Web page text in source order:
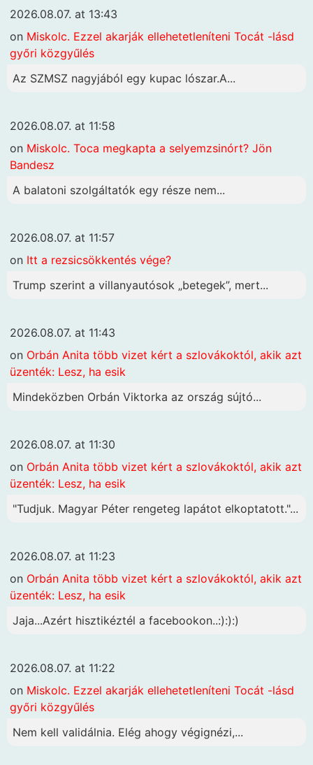
2026.08.07. at 13:43
on Miskolc. Ezzel akarják ellehetetleníteni Tocát -lásd
győri közgyűlés
Az SZMSZ nagyjából egy kupac lószar.A...
2026.08.07. at 11:58
on Miskolc. Toca megkapta a selyemzsinórt? Jön
Bandesz
A balatoni szolgáltatók egy része nem...
2026.08.07. at 11:57
on Itt a rezsicsökkentés vége?
Trump szerint a villanyautósok „betegek”, mert...
2026.08.07. at 11:43
on Orbán Anita több vizet kért a szlovákoktól, akik azt
üzenték: Lesz, ha esik
Mindeközben Orbán Viktorka az ország sújtó...
2026.08.07. at 11:30
on Orbán Anita több vizet kért a szlovákoktól, akik azt
üzenték: Lesz, ha esik
"Tudjuk. Magyar Péter rengeteg lapátot elkoptatott."...
2026.08.07. at 11:23
on Orbán Anita több vizet kért a szlovákoktól, akik azt
üzenték: Lesz, ha esik
Jaja...Azért hisztikéztél a facebookon..:):):)
2026.08.07. at 11:22
on Miskolc. Ezzel akarják ellehetetleníteni Tocát -lásd
győri közgyűlés
Nem kell validálnia. Elég ahogy végignézi,...